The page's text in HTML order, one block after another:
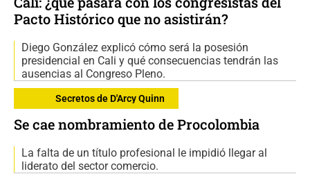
Pacto Histórico que no asistirán?
Diego González explicó cómo será la posesión
presidencial en Cali y qué consecuencias tendrán las
ausencias al Congreso Pleno.
Secretos de D'Arcy Quinn
Se cae nombramiento de Procolombia
La falta de un título profesional le impidió llegar al
liderato del sector comercio.